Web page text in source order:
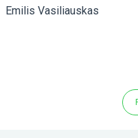
Emilis Vasiliauskas